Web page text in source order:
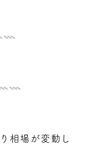
相場が変動し